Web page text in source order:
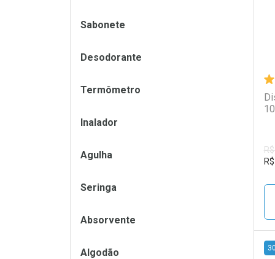
R$
Sabonete
Desodorante
Termômetro
Inalador
Agulha
Seringa
Absorvente
Algodão